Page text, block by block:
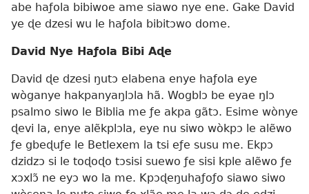
abe haƒola bibiwoe ame siawo nye ene. Gake David
ye ɖe dzesi wu le haƒola bibitɔwo dome.
David Nye Haƒola Bibi Aɖe
David ɖe dzesi ŋutɔ elabena enye haƒola eye
wòganye hakpanyaŋlɔla hã. Wogblɔ be eyae ŋlɔ
psalmo siwo le Biblia me ƒe akpa gãtɔ. Esime wònye
ɖevi la, enye alẽkplɔla, eye nu siwo wòkpɔ le alẽwo
ƒe gbeɖuƒe le Betlexem la tsi eƒe susu me. Ekpɔ
dzidzɔ si le toɖoɖo tɔsisi suewo ƒe sisi kple alẽwo ƒe
xɔxlɔ̃ ne eyɔ wo la me. Kpɔɖeŋuhaƒoƒo siawo siwo